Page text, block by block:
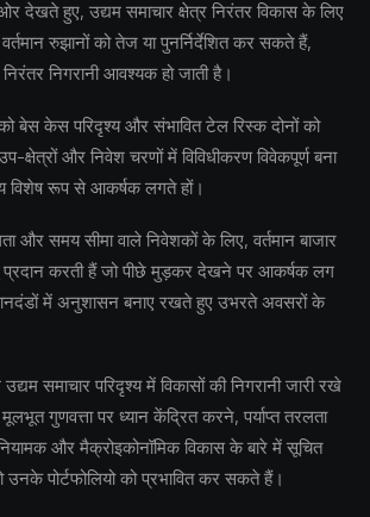
ओर देखते हुए, उद्यम समाचार क्षेत्र निरंतर विकास के लिए
रुझानों को तेज या पुनर्निर्देशित कर सकते हैं,
निगरानी आवश्यक हो जाती है।
को बेस केस परिदृश्य और संभावित टेल रिस्क दोनों को
क्षेत्रों और निवेश चरणों में विविधीकरण विवेकपूर्ण बना
विशेष रूप से आकर्षक लगते हों।
और समय सीमा वाले निवेशकों के लिए, वर्तमान बाजार
प्रदान करती हैं जो पीछे मुड़कर देखने पर आकर्षक लग
में अनुशासन बनाए रखते हुए उभरते अवसरों के
समाचार परिदृश्य में विकासों की निगरानी जारी रखे
गुणवत्ता पर ध्यान केंद्रित करने, पर्याप्त तरलता
और मैक्रोइकोनॉमिक विकास के बारे में सूचित
पोर्टफोलियो को प्रभावित कर सकते हैं।